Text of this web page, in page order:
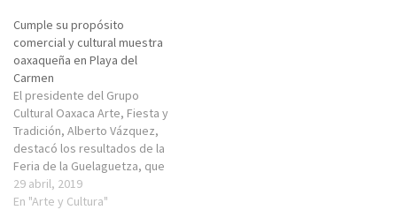
Cumple su propósito
comercial y cultural muestra
oaxaqueña en Playa del
Carmen
El presidente del Grupo
Cultural Oaxaca Arte, Fiesta y
Tradición, Alberto Vázquez,
destacó los resultados de la
Feria de la Guelaguetza, que
cumplió su propósito de
posicionar los productos,
29 abril, 2019
En "Arte y Cultura"